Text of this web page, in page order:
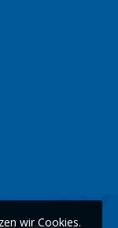
wir Cookies.